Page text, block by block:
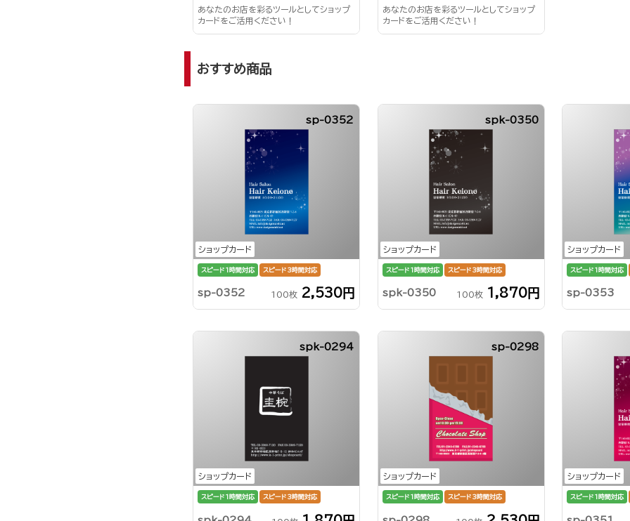
あなたのお店を彩るツールとしてショップ
カードをご活用ください！
あなたのお店を彩るツールとしてショップ
カードをご活用ください！
おすすめ商品
ショップカード
sp-0352
スピード1時間対応 スピード3時間対応
sp-0352 100枚 2,530円
ショップカード
spk-0350
スピード1時間対応 スピード3時間対応
spk-0350 100枚 1,870円
ショップカード
スピード1時間対応
sp-0353
ショップカード
spk-0294
スピード1時間対応 スピード3時間対応
ショップカード
sp-0298
スピード1時間対応 スピード3時間対応
ショップカード
スピード1時間対応